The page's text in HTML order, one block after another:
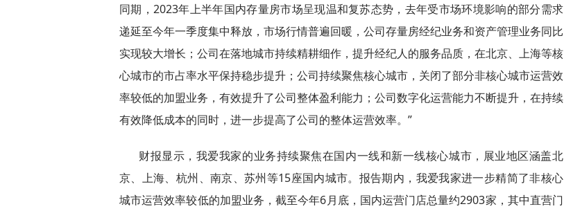
同期，2023年上半年国内存量房市场呈现温和复苏态势，去年受市场环境影响的部分需求
递延至今年一季度集中释放，市场行情普遍回暖，公司存量房经纪业务和资产管理业务同比
实现较大增长；公司在落地城市持续精耕细作，提升经纪人的服务品质，在北京、上海等核
心城市的市占率水平保持稳步提升；公司持续聚焦核心城市，关闭了部分非核心城市运营效
率较低的加盟业务，有效提升了公司整体盈利能力；公司数字化运营能力不断提升，在持续
有效降低成本的同时，进一步提高了公司的整体运营效率。”
财报显示，我爱我家的业务持续聚焦在国内一线和新一线核心城市，展业地区涵盖北
京、上海、杭州、南京、苏州等15座国内城市。报告期内，我爱我家进一步精简了非核心
城市运营效率较低的加盟业务，截至今年6月底，国内运营门店总量约2903家，其中直营门